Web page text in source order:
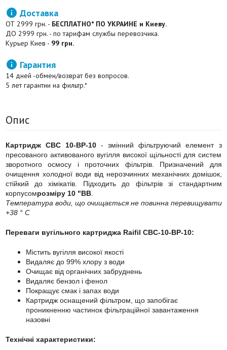
 Доставка
ОТ 2999 грн. - БЕСПЛАТНО* ПО УКРАИНЕ и Киеву.
ДО 2999 грн. - по тарифам службы перевозчика.
Курьер Киев - 99 грн.
 Гарантия
14 дней -обмен/возврат без вопросов.
5 лет гарантии на фильтр.*
Опис
Картридж CBC 10-BP-10- змінний фільтруючий елемент з
пресованого активованого вугілля високої щільності для систем
зворотного осмосу і проточних фільтрів. Призначений для
очищення холодної води від нерозчинних механічних домішок,
стійкий до хімікатів. Підходить до фільтрів зі стандартним
корпусомрозміру 10 "BB.
Температура води, що очищається не повинна перевищувати
+38 ° С
Переваги вугільного картриджа Raifil CBC-10-BP-10:
Містить вугілля високої якості
Видаляє до 99% хлору з води
Очищає від органічних забруднень
Видаляє бензол і фенол
Покращує смак і запах води
Картридж оснащений фільтром, що запобігає
проникненню частинок фільтраційної завантаження
назовні
Технічні характеристики: